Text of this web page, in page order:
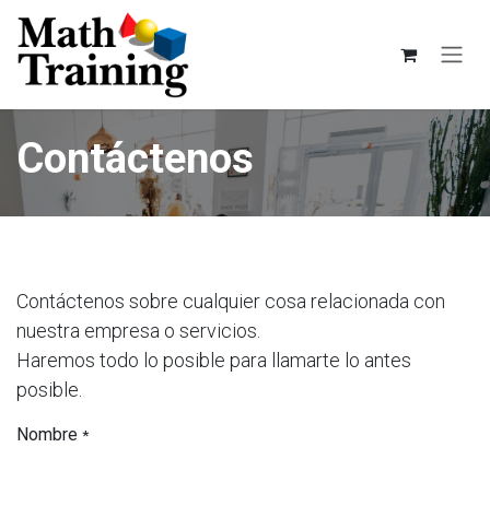
Ir al contenido
Contáctenos
Contáctenos sobre cualquier cosa relacionada con
nuestra empresa o servicios.
Haremos todo lo posible para llamarte lo antes
posible.
Nombre *